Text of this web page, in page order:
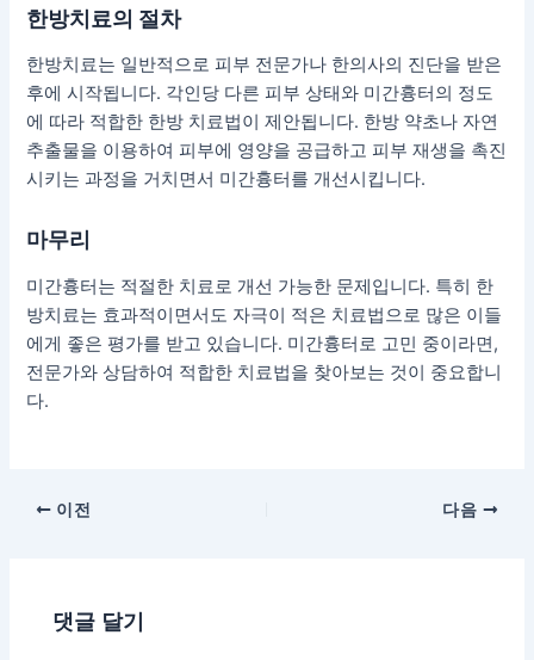
한방치료의 절차
한방치료는 일반적으로 피부 전문가나 한의사의 진단을 받은
후에 시작됩니다. 각인당 다른 피부 상태와 미간흉터의 정도
에 따라 적합한 한방 치료법이 제안됩니다. 한방 약초나 자연
추출물을 이용하여 피부에 영양을 공급하고 피부 재생을 촉진
시키는 과정을 거치면서 미간흉터를 개선시킵니다.
마무리
미간흉터는 적절한 치료로 개선 가능한 문제입니다. 특히 한
방치료는 효과적이면서도 자극이 적은 치료법으로 많은 이들
에게 좋은 평가를 받고 있습니다. 미간흉터로 고민 중이라면,
전문가와 상담하여 적합한 치료법을 찾아보는 것이 중요합니
다.
이전 다음
댓글 달기